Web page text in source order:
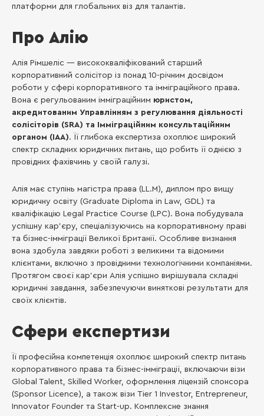
платформи для глобальних віз для талантів.
Про Алію
Алія Рімшеліс — висококваліфікований старший
корпоративний солісітор із понад 10-річним досвідом
роботи у сфері корпоративного та імміграційного права.
Вона є регульованим імміграційним юристом,
акредитованим Управлінням з регулювання діяльності
солісіторів (SRA) та Імміграційним консультаційним
органом (IAA). Її глибока експертиза охоплює широкий
спектр складних юридичних питань, що робить її однією з
провідних фахівчинь у своїй галузі.
Алія має ступінь магістра права (LL.M), диплом про вищу
юридичну освіту (Graduate Diploma in Law, GDL) та
кваліфікацію Legal Practice Course (LPC). Вона побудувала
успішну кар’єру, спеціалізуючись на корпоративному праві
та бізнес-імміграції Великої Британії. Особливе визнання
вона здобула завдяки роботі з великими та відомими
клієнтами, включно з провідними технологічними компаніями.
Протягом своєї кар’єри Алія успішно вирішувала складні
юридичні завдання, забезпечуючи виняткові результати для
своїх клієнтів.
Сфери експертизи
Її професійна компетенція охоплює широкий спектр питань
корпоративного права та бізнес-імміграції, включаючи візи
Global Talent, Skilled Worker, оформлення ліцензій спонсора
(Sponsor Licence), а також візи Tier 1 Investor, Entrepreneur,
Innovator Founder та Start-up. Комплексне знання